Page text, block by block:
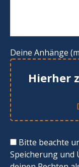
Deine Anhänge
Hierher
Bitte beachte
Speicherung und